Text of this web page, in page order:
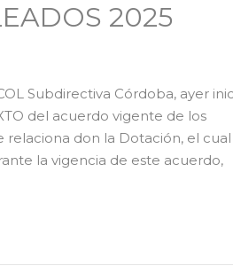
2025
Subdirectiva Córdoba, ayer
del acuerdo vigente de los
relaciona don la Dotación, el cual
la vigencia de este acuerdo,